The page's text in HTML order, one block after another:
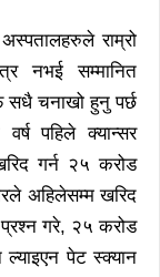
राम्रो
नभई सम्मानित
सधै चनाखो हुनु पर्छ
पहिले क्यान्सर
गर्न २५ करोड
अहिलेसम्म खरिद
गरे, २५ करोड
पेट स्क्यान